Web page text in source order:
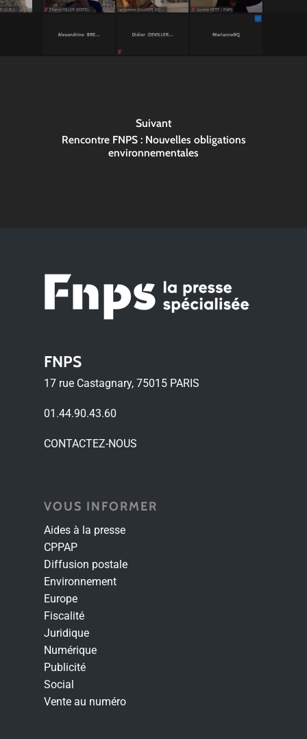
Suivant
Rencontre FNPS : Nouvelles obligations
environnementales
FNPS
17 rue Castagnary, 75015 PARIS
01.44.90.43.60
CONTACTEZ-NOUS
VOUS INFORMER
Aides à la presse
CPPAP
Diffusion postale
Environnement
Europe
Fiscalité
Juridique
Numérique
Publicité
Social
Vente au numéro